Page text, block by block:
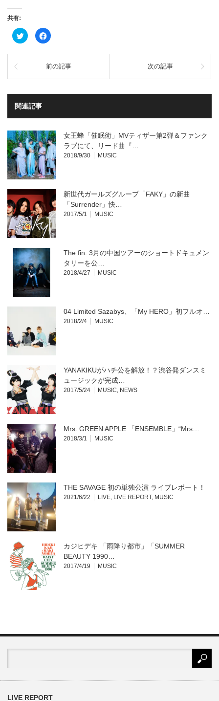
共有:
ク
リ
共
(新
い
ウ
ウ
で
開
き
ま
す)
Facebook
で
る
に
ク
ッ
い
(新
し
い
ウ
ィ
ン
ド
ウ
ま
す)
前の記事 次の記事
関連記事
女王蜂「催眠術」MVティザー第2弾＆ファンク
ラブにて、リード曲『…
2018/9/30 MUSIC
新世代ガールズグループ「FAKY」の新曲
「Surrender」快…
2017/5/1 MUSIC
The fin. 3月の中国ツアーのショートドキュメン
タリーを公…
2018/4/27 MUSIC
04 Limited Sazabys、「My HERO」初フルオ…
2018/2/4 MUSIC
YANAKIKUがハチ公を解放！？渋谷発ダンスミ
ュージックが完成…
2017/5/24 MUSIC, NEWS
Mrs. GREEN APPLE 「ENSEMBLE」“Mrs…
2018/3/1 MUSIC
THE SAVAGE 初の単独公演 ライブレポート！
2021/6/22 LIVE, LIVE REPORT, MUSIC
カジヒデキ 「雨降り都市」「SUMMER
BEAUTY 1990…
2017/4/19 MUSIC
LIVE REPORT